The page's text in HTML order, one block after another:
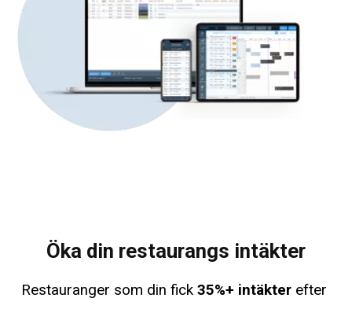
Öka din restaurangs intäkter
Restauranger som din fick 35%+ intäkterefter